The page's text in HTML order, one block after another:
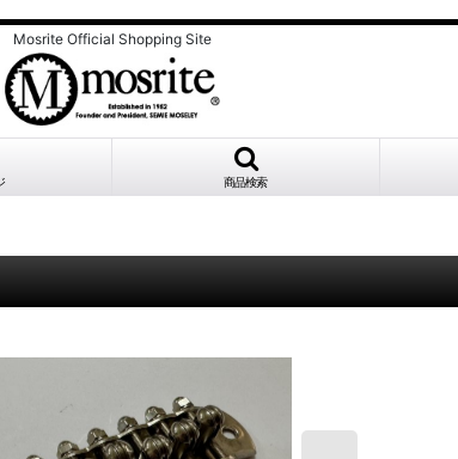
Mosrite Official Shopping Site
商品検索